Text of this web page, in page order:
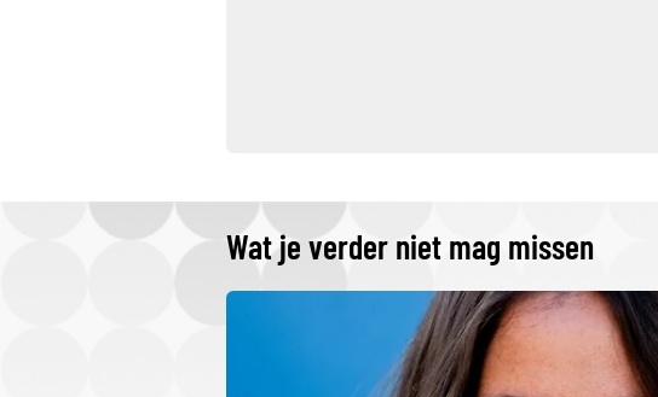
Wat je verder niet mag missen